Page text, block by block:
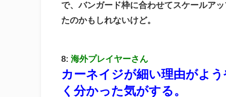
で、バンガード枠に合わせてスケールアッ
たのかもしれないけど。
8: 海外プレイヤーさん
カーネイジが細い理由がよう
く分かった気がする。